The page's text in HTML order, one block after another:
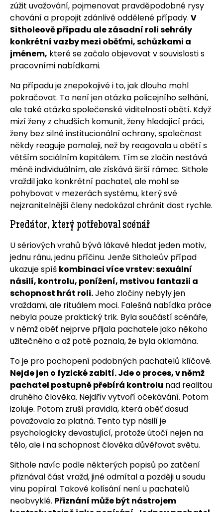
zúžit uvažování, pojmenovat pravděpodobné rysy
chování a propojit zdánlivě oddělené případy. V
Sitholeově případu ale zásadní roli sehrály
konkrétní vazby mezi oběťmi, schůzkami a
jménem, které se začalo objevovat v souvislosti s
pracovními nabídkami.
Na případu je znepokojivé i to, jak dlouho mohl
pokračovat. To není jen otázka policejního selhání,
ale také otázka společenské viditelnosti obětí. Když
mizí ženy z chudších komunit, ženy hledající práci,
ženy bez silné institucionální ochrany, společnost
někdy reaguje pomaleji, než by reagovala u obětí s
větším sociálním kapitálem. Tím se zločin nestává
méně individuálním, ale získává širší rámec. Sithole
vraždil jako konkrétní pachatel, ale mohl se
pohybovat v mezerách systému, který své
nejzranitelnější členy nedokázal chránit dost rychle.
Predátor, který potřeboval scénář
U sériových vrahů bývá lákavé hledat jeden motiv,
jednu ránu, jednu příčinu. Jenže Sitholeův případ
ukazuje spíš kombinaci více vrstev: sexuální
násilí, kontrolu, ponížení, mstivou fantazii a
schopnost hrát roli.Jeho zločiny nebyly jen
vraždami, ale rituálem moci. Falešná nabídka práce
nebyla pouze praktický trik. Byla součástí scénáře,
v němž oběť nejprve přijala pachatele jako někoho
užitečného a až poté poznala, že byla oklamána.
To je pro pochopení podobných pachatelů klíčové.
Nejde jen o fyzické zabití. Jde o proces, v němž
pachatel postupně přebírá kontrolu nad realitou
druhého člověka. Nejdřív vytvoří očekávání. Potom
izoluje. Potom zruší pravidla, která oběť dosud
považovala za platná. Tento typ násilí je
psychologicky devastující, protože útočí nejen na
tělo, ale i na schopnost člověka důvěřovat světu.
Sithole navíc podle některých popisů po zatčení
přiznával část vražd, jiné odmítal a později u soudu
vinu popíral. Takové kolísání není u pachatelů
neobvyklé. Přiznání může být nástrojem